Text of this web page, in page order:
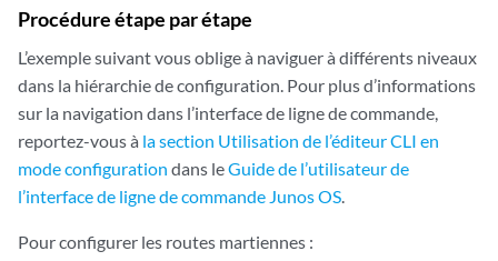
Procédure étape par étape
L’exemple suivant vous oblige à naviguer à différents niveaux
dans la hiérarchie de configuration. Pour plus d’informations
sur la navigation dans l’interface de ligne de commande,
reportez-vous à la section Utilisation de l’éditeur CLI en
mode configuration dans leGuide de l’utilisateur de
l’interface de ligne de commande Junos OS
Pour configurer les routes martiennes :